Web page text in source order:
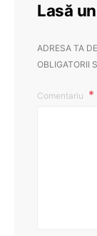
Lasă
ADRESA TA
OBLIGATORII
Comentariu